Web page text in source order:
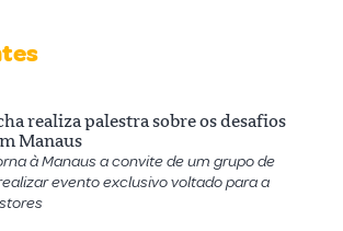
realiza palestra sobre os desafios
Manaus
à Manaus a convite de um grupo de
evento exclusivo voltado para a